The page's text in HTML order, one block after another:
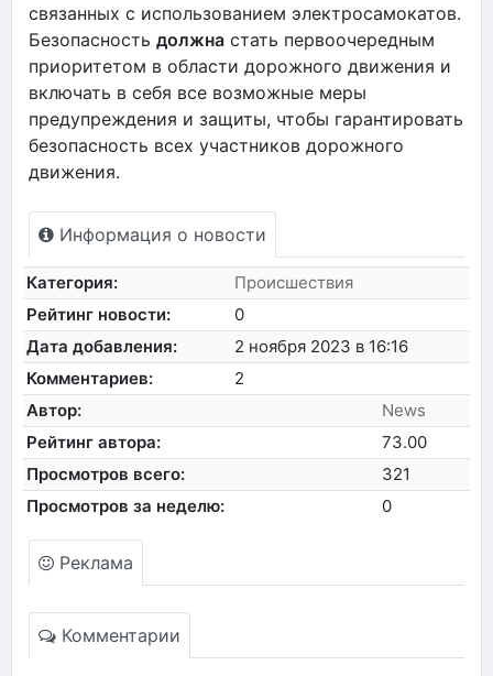
связанных с использованием электросамокатов.
Безопасность должна стать первоочередным
приоритетом в области дорожного движения и
включать в себя все возможные меры
предупреждения и защиты, чтобы гарантировать
безопасность всех участников дорожного
движения.
Информация о новости
Категория:
Происшествия
Рейтинг новости:
0
Дата добавления:
2 ноября 2023 в 16:16
Комментариев:
2
Автор:
News
Рейтинг автора:
73.00
Просмотров всего:
321
Просмотров за неделю:
0
Реклама
Комментарии